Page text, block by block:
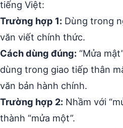
tiếng Việt:
Trường hợp 1: Dùng trong
văn viết chính thức.
Cách dùng đúng: “Mửa
dùng trong giao tiếp thân
văn bản hành chính.
Trường hợp 2: Nhầm với
thành “mửa một”.